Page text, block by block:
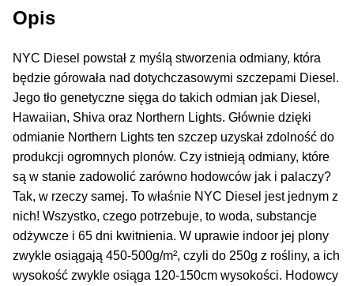
TOP 10 Auto
TOP 10 Indoor
TOP 10 Outdoor
Producenci Nasion
Rozwiń
menu
Fajki Wodne
Inne Akcesoria
Informacje
Rozwiń
Opis
NYC Diesel powstał z myślą stworzenia odmiany, która
będzie górowała nad dotychczasowymi szczepami Diesel.
Jego tło genetyczne sięga do takich odmian jak Diesel,
Hawaiian, Shiva oraz Northern Lights. Głównie dzięki
odmianie Northern Lights ten szczep uzyskał zdolność do
produkcji ogromnych plonów. Czy istnieją odmiany, które
są w stanie zadowolić zarówno hodowców jak i palaczy?
Tak, w rzeczy samej. To właśnie NYC Diesel jest jednym z
nich! Wszystko, czego potrzebuje, to woda, substancje
odżywcze i 65 dni kwitnienia. W uprawie indoor jej plony
zwykle osiągają 450-500g/m², czyli do 250g z rośliny, a ich
wysokość zwykle osiąga 120-150cm wysokości. Hodowcy